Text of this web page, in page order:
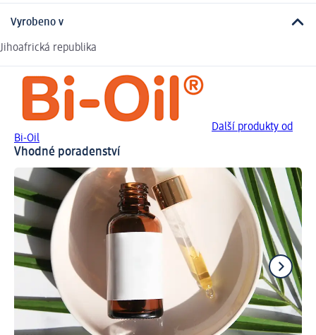
Vyrobeno v
Jihoafrická republika
Další produkty od
Bi-Oil
Vhodné poradenství